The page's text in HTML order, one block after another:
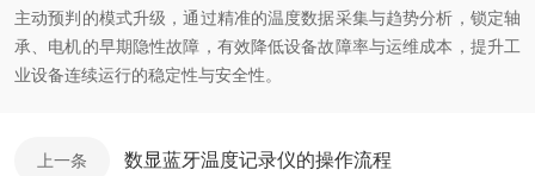
主动预判的模式升级，通过精准的温度数据采集与趋势分析，锁定轴
承、电机的早期隐性故障，有效降低设备故障率与运维成本，提升工
业设备连续运行的稳定性与安全性。
上一条 数显蓝牙温度记录仪的操作流程